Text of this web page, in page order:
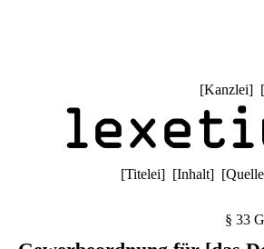
[Kanzlei] [
[Titelei] [Inhalt] [
§ 33